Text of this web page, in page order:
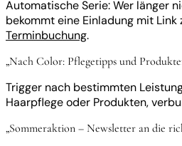
Automatische Serie: Wer länger
bekommt eine Einladung mit Link
Terminbuchung.
„Nach Color: Pflegetipps und
Trigger nach bestimmten
Haarpflege oder Produkten,
„Sommeraktion – Newsletter an die